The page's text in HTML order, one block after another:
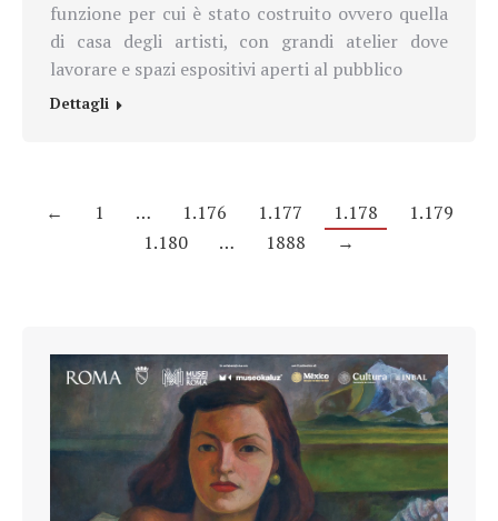
funzione per cui è stato costruito ovvero quella
di casa degli artisti, con grandi atelier dove
lavorare e spazi espositivi aperti al pubblico
Dettagli
← 1 … 1.176 1.177 1.178
1.179
1.180
… 1888 →